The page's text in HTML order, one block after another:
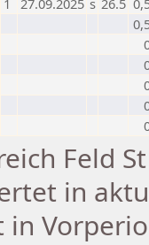
1 27.09.2025 s 26.5
Feld
in
in